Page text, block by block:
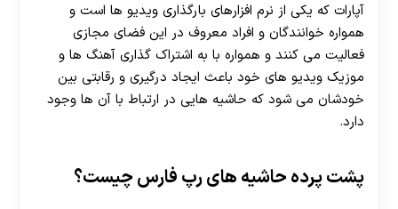
آپارات که یکی از نرم افزارهای بارگذاری ویدیو ها است و
همواره خوانندگان و افراد معروف در این فضای مجازی
فعالیت می‌ کنند و همواره با به اشتراک گذاری آهنگ ها و
موزیک ویدیو های خود باعث ایجاد درگیری و رقابتی بین
خودشان می شود که حاشیه‌ هایی در ارتباط با آن ها وجود
دارد.
پشت پرده حاشیه های رپ فارس چیست؟